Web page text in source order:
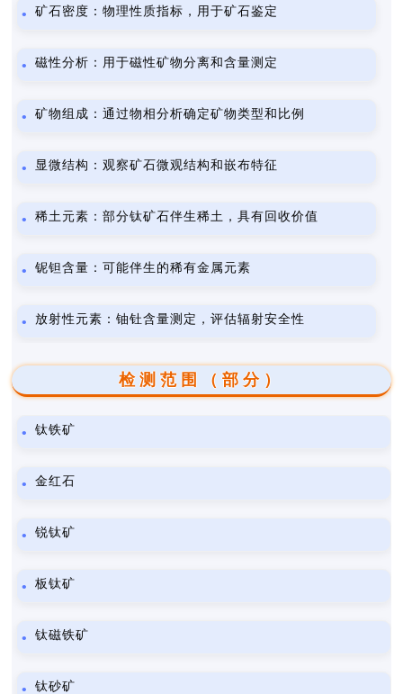
矿石密度：物理性质指标，用于矿石鉴定
磁性分析：用于磁性矿物分离和含量测定
矿物组成：通过物相分析确定矿物类型和比例
显微结构：观察矿石微观结构和嵌布特征
稀土元素：部分钛矿石伴生稀土，具有回收价值
铌钽含量：可能伴生的稀有金属元素
放射性元素：铀钍含量测定，评估辐射安全性
检测范围（部分）
钛铁矿
金红石
锐钛矿
板钛矿
钛磁铁矿
钛砂矿